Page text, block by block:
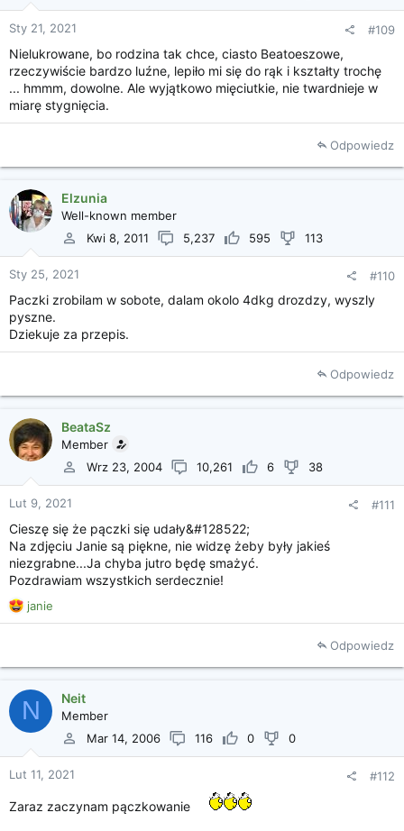
Sty 21, 2021 #109
Nielukrowane, bo rodzina tak chce, ciasto Beatoeszowe,
rzeczywiście bardzo luźne, lepiło mi się do rąk i kształty trochę
... hmmm, dowolne. Ale wyjątkowo mięciutkie, nie twardnieje w
miarę stygnięcia.
Odpowiedz
Elzunia
Well-known member
Kwi 8, 2011
5,237 595 113
Sty 25, 2021 #110
Paczki zrobilam w sobote, dalam okolo 4dkg drozdzy, wyszly
pyszne.
Dziekuje za przepis.
Odpowiedz
BeataSz
Member
Wrz 23, 2004
10,261 6 38
Lut 9, 2021 #111
Cieszę się że pączki się udały&#128522;
Na zdjęciu Janie są piękne, nie widzę żeby były jakieś
niezgrabne...Ja chyba jutro będę smażyć.
Pozdrawiam wszystkich serdecznie!
R
e
c
e
janie
Odpowiedz
N Neit
Member
Mar 14, 2006
116 0 0
Lut 11, 2021 #112
Zaraz zaczynam pączkowanie